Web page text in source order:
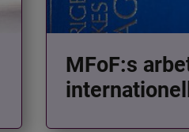
MFoF:s